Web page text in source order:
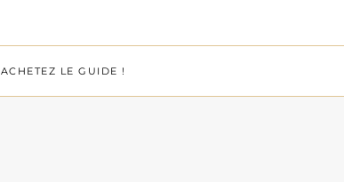
ACHETEZ LE GUIDE !